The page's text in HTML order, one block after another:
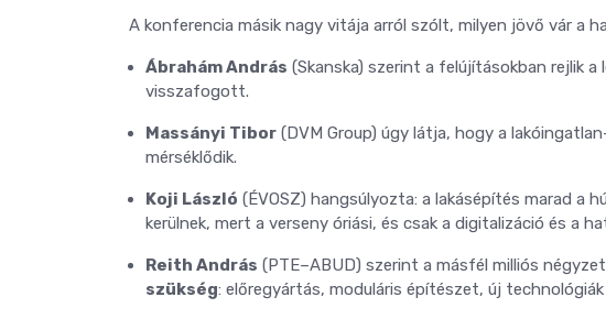
A konferencia másik nagy vitája arról szólt, milyen jövő vár a
Ábrahám András (Skanska) szerint a felújításokban rejlik
visszafogott.
Massányi Tibor (DVM Group) úgy látja, hogy a
mérséklődik.
Koji László (ÉVOSZ) hangsúlyozta: a lakásépítés marad a
kerülnek, mert a verseny óriási, és csak a digitalizáció és a
Reith András (PTE–ABUD) szerint a másfél milliós
szükség: előregyártás, moduláris építészet, új